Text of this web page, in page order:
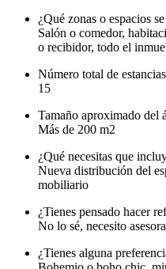
¿Qué zonas o espacios
Salón o comedor,
o recibidor, todo el
Número total de
15
Tamaño aproximado del
Más de 200 m2
¿Qué necesitas que
Nueva distribución del
mobiliario
¿Tienes pensado hacer
No lo sé, necesito
¿Tienes alguna